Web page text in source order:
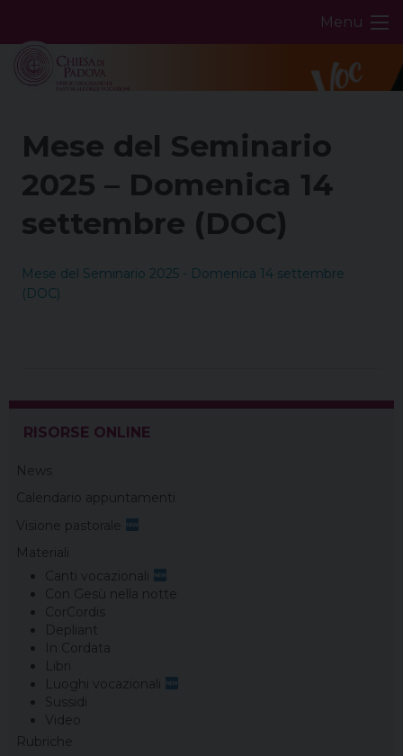
content
Menu
Mese del Seminario
2025 – Domenica 14
settembre (DOC)
Mese del Seminario 2025 - Domenica 14 settembre
(DOC)
RISORSE ONLINE
News
Calendario appuntamenti
Visione pastorale
Materiali
Canti vocazionali
Con Gesù nella notte
CorCordis
Depliant
In Cordata
Libri
Luoghi vocazionali
Sussidi
Video
Rubriche